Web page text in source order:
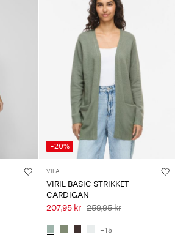
-20%
VILA
VIRIL BASIC STRIKKET
CARDIGAN
207,95 kr 259,95 kr
+15